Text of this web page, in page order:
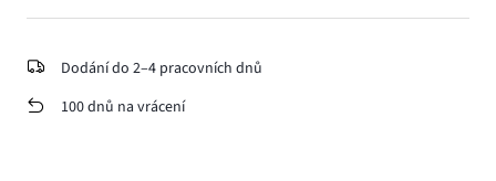
Dodání do 2–4 pracovních dnů
100 dnů na vrácení